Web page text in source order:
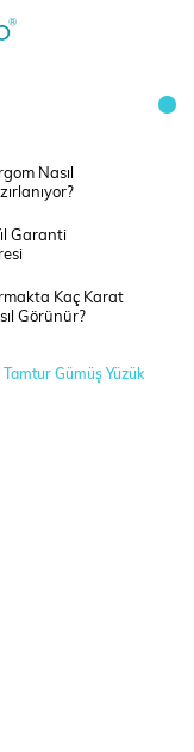
Nasıl
Garanti
Kaç Karat
Görünür?
Tamtur Gümüş Yüzük